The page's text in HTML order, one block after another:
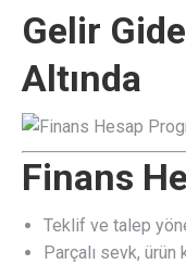
Gelir
Altında
Finans
Teklif ve talep
Parçalı sevk, ürün